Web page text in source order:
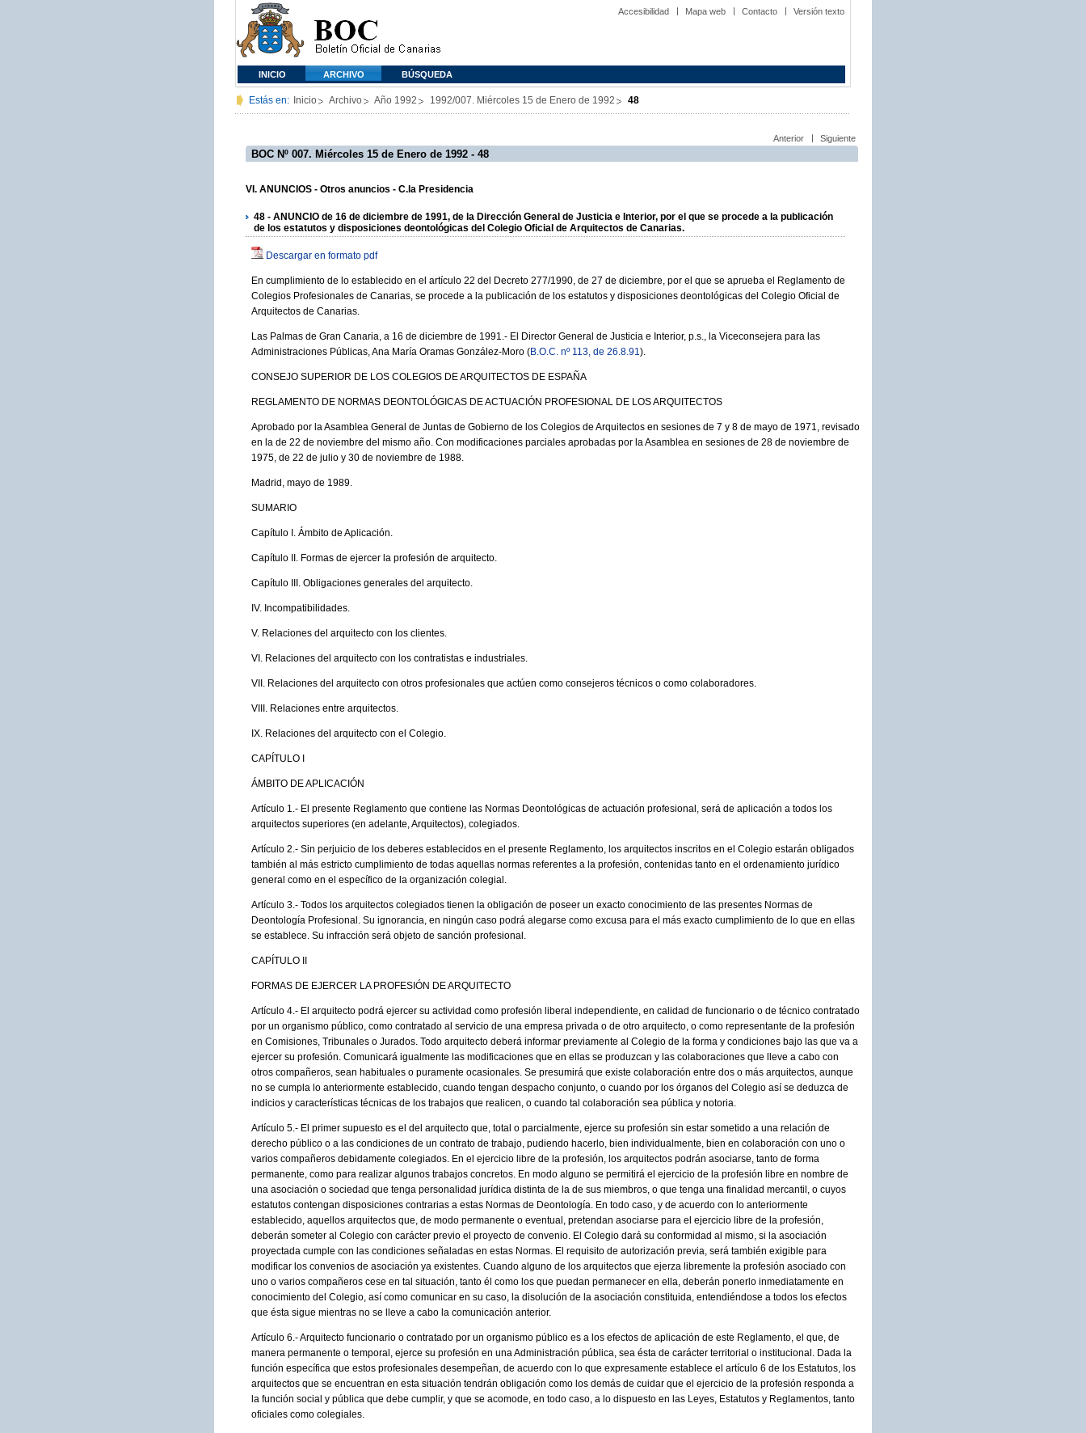
Accesibilidad Mapa web Contacto Versión texto
INICIO ARCHIVO BÚSQUEDA
Estás en: Inicio Archivo Año 1992 1992/007. Miércoles 15 de Enero de 1992 48
Anterior Siguiente
BOC Nº 007. Miércoles 15 de Enero de 1992 - 48
VI. ANUNCIOS - Otros anuncios - C.la Presidencia
48 - ANUNCIO de 16 de diciembre de 1991, de la Dirección General de Justicia e Interior, por el que se procede a la publicación
de los estatutos y disposiciones deontológicas del Colegio Oficial de Arquitectos de Canarias.
Descargar en formato pdf
En cumplimiento de lo establecido en el artículo 22 del Decreto 277/1990, de 27 de diciembre, por el que se aprueba el Reglamento de
Colegios Profesionales de Canarias, se procede a la publicación de los estatutos y disposiciones deontológicas del Colegio Oficial de
Arquitectos de Canarias.
Las Palmas de Gran Canaria, a 16 de diciembre de 1991.- El Director General de Justicia e Interior, p.s., la Viceconsejera para las
Administraciones Públicas, Ana María Oramas González-Moro (B.O.C. nº 113, de 26.8.91).
CONSEJO SUPERIOR DE LOS COLEGIOS DE ARQUITECTOS DE ESPAÑA
REGLAMENTO DE NORMAS DEONTOLÓGICAS DE ACTUACIÓN PROFESIONAL DE LOS ARQUITECTOS
Aprobado por la Asamblea General de Juntas de Gobierno de los Colegios de Arquitectos en sesiones de 7 y 8 de mayo de 1971, revisado
en la de 22 de noviembre del mismo año. Con modificaciones parciales aprobadas por la Asamblea en sesiones de 28 de noviembre de
1975, de 22 de julio y 30 de noviembre de 1988.
Madrid, mayo de 1989.
SUMARIO
Capítulo I. Ámbito de Aplicación.
Capítulo II. Formas de ejercer la profesión de arquitecto.
Capítulo III. Obligaciones generales del arquitecto.
IV. Incompatibilidades.
V. Relaciones del arquitecto con los clientes.
VI. Relaciones del arquitecto con los contratistas e industriales.
VII. Relaciones del arquitecto con otros profesionales que actúen como consejeros técnicos o como colaboradores.
VIII. Relaciones entre arquitectos.
IX. Relaciones del arquitecto con el Colegio.
CAPÍTULO I
ÁMBITO DE APLICACIÓN
Artículo 1.- El presente Reglamento que contiene las Normas Deontológicas de actuación profesional, será de aplicación a todos los
arquitectos superiores (en adelante, Arquitectos), colegiados.
Artículo 2.- Sin perjuicio de los deberes establecidos en el presente Reglamento, los arquitectos inscritos en el Colegio estarán obligados
también al más estricto cumplimiento de todas aquellas normas referentes a la profesión, contenidas tanto en el ordenamiento jurídico
general como en el específico de la organización colegial.
Artículo 3.- Todos los arquitectos colegiados tienen la obligación de poseer un exacto conocimiento de las presentes Normas de
Deontología Profesional. Su ignorancia, en ningún caso podrá alegarse como excusa para el más exacto cumplimiento de lo que en ellas
se establece. Su infracción será objeto de sanción profesional.
CAPÍTULO II
FORMAS DE EJERCER LA PROFESIÓN DE ARQUITECTO
Artículo 4.- El arquitecto podrá ejercer su actividad como profesión liberal independiente, en calidad de funcionario o de técnico contratado
por un organismo público, como contratado al servicio de una empresa privada o de otro arquitecto, o como representante de la profesión
en Comisiones, Tribunales o Jurados. Todo arquitecto deberá informar previamente al Colegio de la forma y condiciones bajo las que va a
ejercer su profesión. Comunicará igualmente las modificaciones que en ellas se produzcan y las colaboraciones que lleve a cabo con
otros compañeros, sean habituales o puramente ocasionales. Se presumirá que existe colaboración entre dos o más arquitectos, aunque
no se cumpla lo anteriormente establecido, cuando tengan despacho conjunto, o cuando por los órganos del Colegio así se deduzca de
indicios y características técnicas de los trabajos que realicen, o cuando tal colaboración sea pública y notoria.
Artículo 5.- El primer supuesto es el del arquitecto que, total o parcialmente, ejerce su profesión sin estar sometido a una relación de
derecho público o a las condiciones de un contrato de trabajo, pudiendo hacerlo, bien individualmente, bien en colaboración con uno o
varios compañeros debidamente colegiados. En el ejercicio libre de la profesión, los arquitectos podrán asociarse, tanto de forma
permanente, como para realizar algunos trabajos concretos. En modo alguno se permitirá el ejercicio de la profesión libre en nombre de
una asociación o sociedad que tenga personalidad jurídica distinta de la de sus miembros, o que tenga una finalidad mercantil, o cuyos
estatutos contengan disposiciones contrarias a estas Normas de Deontología. En todo caso, y de acuerdo con lo anteriormente
establecido, aquellos arquitectos que, de modo permanente o eventual, pretendan asociarse para el ejercicio libre de la profesión,
deberán someter al Colegio con carácter previo el proyecto de convenio. El Colegio dará su conformidad al mismo, si la asociación
proyectada cumple con las condiciones señaladas en estas Normas. El requisito de autorización previa, será también exigible para
modificar los convenios de asociación ya existentes. Cuando alguno de los arquitectos que ejerza libremente la profesión asociado con
uno o varios compañeros cese en tal situación, tanto él como los que puedan permanecer en ella, deberán ponerlo inmediatamente en
conocimiento del Colegio, así como comunicar en su caso, la disolución de la asociación constituida, entendiéndose a todos los efectos
que ésta sigue mientras no se lleve a cabo la comunicación anterior.
Artículo 6.- Arquitecto funcionario o contratado por un organismo público es a los efectos de aplicación de este Reglamento, el que, de
manera permanente o temporal, ejerce su profesión en una Administración pública, sea ésta de carácter territorial o institucional. Dada la
función específica que estos profesionales desempeñan, de acuerdo con lo que expresamente establece el artículo 6 de los Estatutos, los
arquitectos que se encuentran en esta situación tendrán obligación como los demás de cuidar que el ejercicio de la profesión responda a
la función social y pública que debe cumplir, y que se acomode, en todo caso, a lo dispuesto en las Leyes, Estatutos y Reglamentos, tanto
oficiales como colegiales.